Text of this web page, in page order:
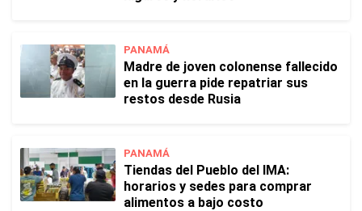
PANAMÁ
Madre de joven colonense fallecido
en la guerra pide repatriar sus
restos desde Rusia
PANAMÁ
Tiendas del Pueblo del IMA:
horarios y sedes para comprar
alimentos a bajo costo